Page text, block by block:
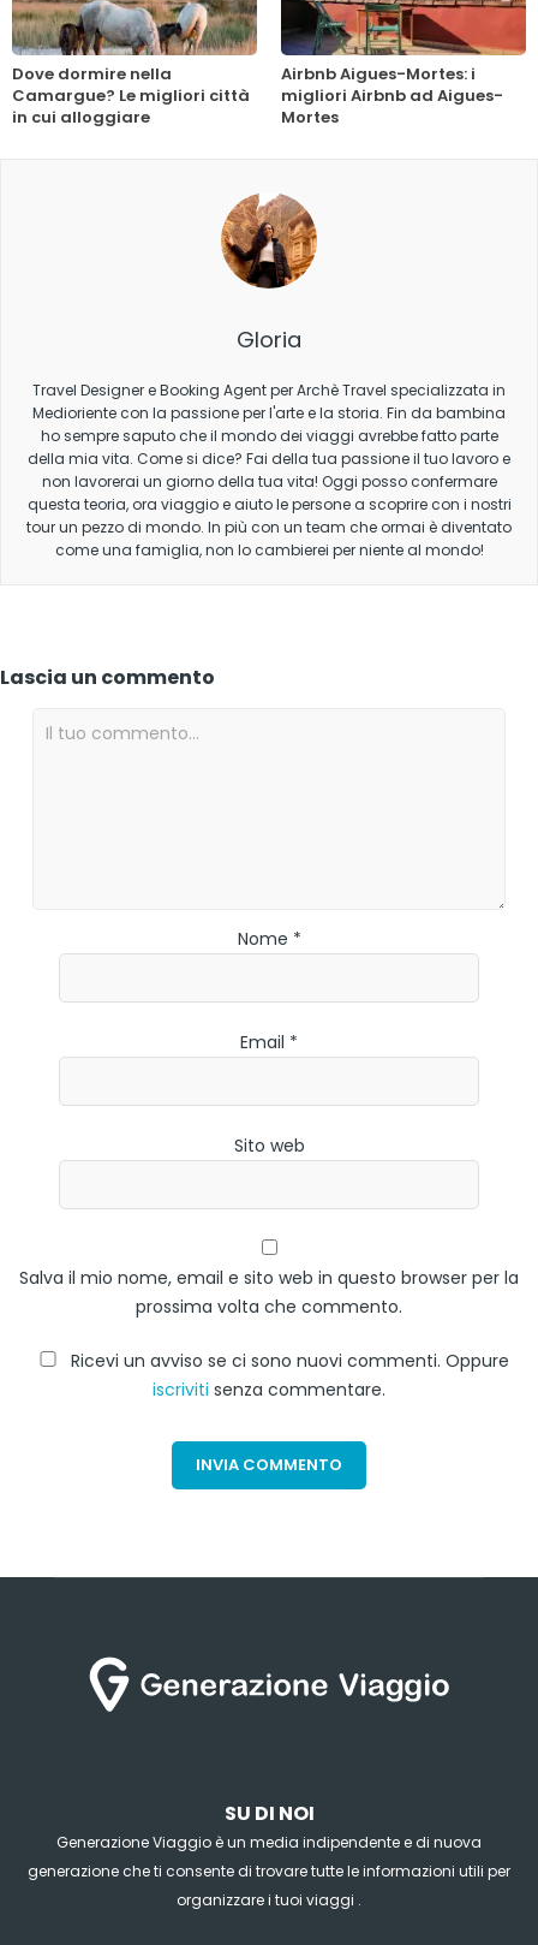
Dove dormire nella
Camargue? Le migliori città
in cui alloggiare
Airbnb Aigues-Mortes: i
migliori Airbnb ad Aigues-
Mortes
Gloria
Travel Designer e Booking Agent per Archè Travel specializzata in
Medioriente con la passione per l'arte e la storia. Fin da bambina
ho sempre saputo che il mondo dei viaggi avrebbe fatto parte
della mia vita. Come si dice? Fai della tua passione il tuo lavoro e
non lavorerai un giorno della tua vita! Oggi posso confermare
questa teoria, ora viaggio e aiuto le persone a scoprire con i nostri
tour un pezzo di mondo. In più con un team che ormai è diventato
come una famiglia, non lo cambierei per niente al mondo!
Lascia un commento
Nome *
Email *
Sito web
Salva il mio nome, email e sito web in questo browser per la
prossima volta che commento.
Ricevi un avviso se ci sono nuovi commenti. Oppure
iscriviti senza commentare.
SU DI NOI
Generazione Viaggio è un media indipendente e di nuova
generazione che ti consente di trovare tutte le informazioni utili per
organizzare i tuoi viaggi .